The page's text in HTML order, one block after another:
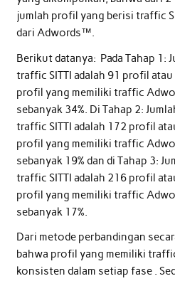
jumlah profil yang berisi traffic
dari Adwords™.
Berikut datanya: Pada Tahap 1:
traffic SITTI adalah 91 profil atau
profil yang memiliki traffic
sebanyak 34%. Di Tahap 2:
traffic SITTI adalah 172 profil
profil yang memiliki traffic
sebanyak 19% dan di Tahap 3:
traffic SITTI adalah 216 profil
profil yang memiliki traffic
sebanyak 17%.
Dari metode perbandingan
bahwa profil yang memiliki
konsisten dalam setiap fase .